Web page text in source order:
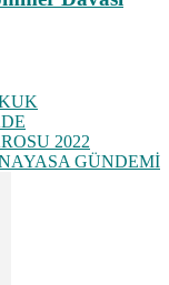
2022
GÜNDEMİ